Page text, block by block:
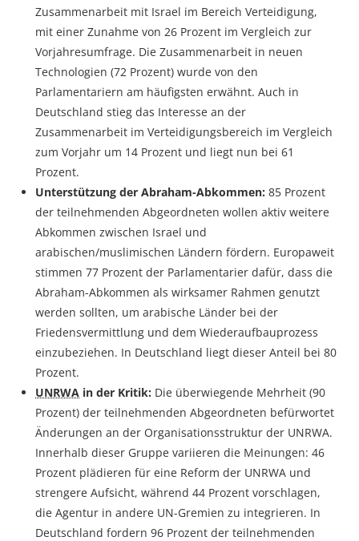
Zusammenarbeit mit Israel im Bereich Verteidigung,
mit einer Zunahme von 26 Prozent im Vergleich zur
Vorjahresumfrage. Die Zusammenarbeit in neuen
Technologien (72 Prozent) wurde von den
Parlamentariern am häufigsten erwähnt. Auch in
Deutschland stieg das Interesse an der
Zusammenarbeit im Verteidigungsbereich im Vergleich
zum Vorjahr um 14 Prozent und liegt nun bei 61
Prozent.
Unterstützung der Abraham-Abkommen: 85 Prozent
der teilnehmenden Abgeordneten wollen aktiv weitere
Abkommen zwischen Israel und
arabischen/muslimischen Ländern fördern. Europaweit
stimmen 77 Prozent der Parlamentarier dafür, dass die
Abraham-Abkommen als wirksamer Rahmen genutzt
werden sollten, um arabische Länder bei der
Friedensvermittlung und dem Wiederaufbauprozess
einzubeziehen. In Deutschland liegt dieser Anteil bei 80
Prozent.
UNRWA in der Kritik: Die überwiegende Mehrheit (90
Prozent) der teilnehmenden Abgeordneten befürwortet
Änderungen an der Organisationsstruktur der UNRWA.
Innerhalb dieser Gruppe variieren die Meinungen: 46
Prozent plädieren für eine Reform der UNRWA und
strengere Aufsicht, während 44 Prozent vorschlagen,
die Agentur in andere UN-Gremien zu integrieren. In
Deutschland fordern 96 Prozent der teilnehmenden